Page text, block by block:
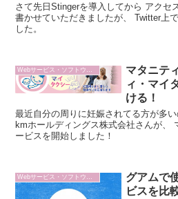
さて先日Stingerを導入してから アクセ
書かせていただきましたが、 Twitter上
した。
マタニテ
ィ・マイ
ける！
最近自分の周りに妊娠されてる方が多
kmホールディングス株式会社さんが、
ービスを開始しました！
Webサービス・ソフトウェア
グアムで
ビスを比